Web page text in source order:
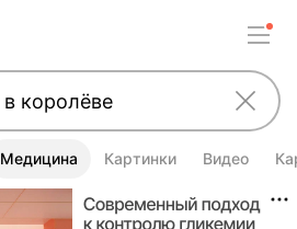
Медицина Картинки Видео